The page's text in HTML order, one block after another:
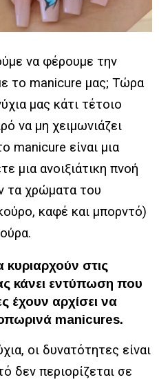
να φέρουμε την
το manicure μας; Τώρα
μας κάτι τέτοιο
να μη χειμωνιάζει
manicure είναι μια
μια ανοιξιάτικη πνοή
τα χρώματα του
καφέ και μπορντό)
κυριαρχούν στις
κάνει εντύπωση που
έχουν αρχίσει να
manicures.
οι δυνατότητες είναι
δεν περιορίζεται σε